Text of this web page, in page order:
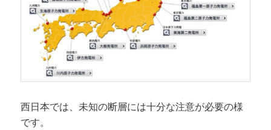
西日本では、未知の断層には十分な注意が必要の様
です。